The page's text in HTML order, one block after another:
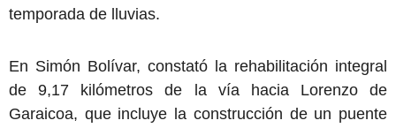
temporada de lluvias.
En Simón Bolívar, constató la rehabilitación integral
de 9,17 kilómetros de la vía hacia Lorenzo de
Garaicoa, que incluye la construcción de un puente